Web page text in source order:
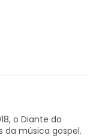
o Diante do
da música gospel.